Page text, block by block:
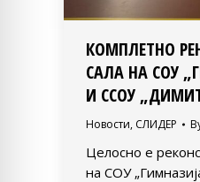
КОМПЛЕТНО
САЛА НА СОУ
И ССОУ
Новости, СЛИДЕР
Целосно е
на СОУ